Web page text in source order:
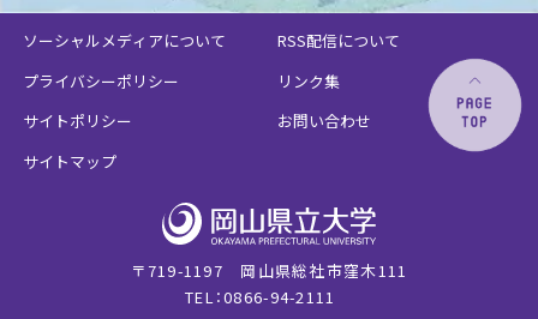
ソーシャルメディアについて
プライバシーポリシー
サイトポリシー
サイトマップ
RSS配信について
リンク集
お問い合わせ
〒719-1197 岡山県総社市窪木111
TEL：0866-94-2111